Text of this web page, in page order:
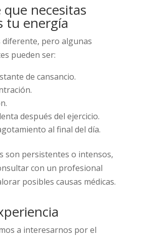
que necesitas
tu energía
diferente, pero algunas
pueden ser:
de cansancio.
después del ejercicio.
al final del día.
son persistentes o intensos,
con un profesional
posibles causas médicas.
a interesarnos por el